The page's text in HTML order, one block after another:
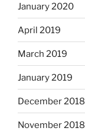
January 2020
April 2019
March 2019
January 2019
December 2018
November 2018